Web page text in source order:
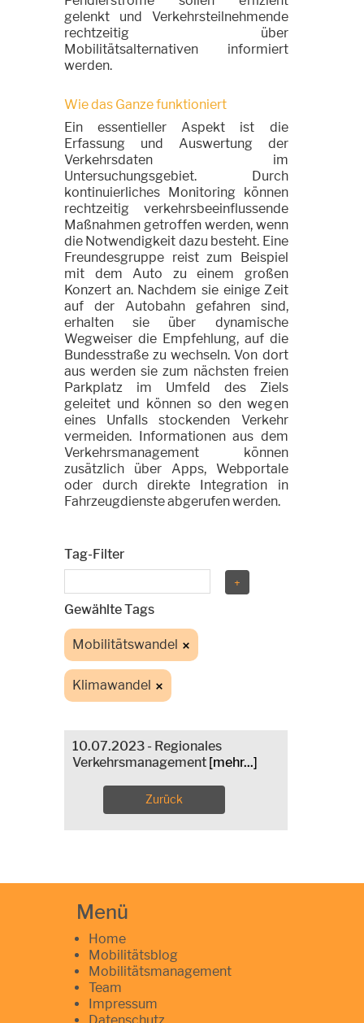
gelenkt und Verkehrsteilnehmende
rechtzeitig über
Mobilitätsalternativen informiert
werden.
Wie das Ganze funktioniert
Ein essentieller Aspekt ist die
Erfassung und Auswertung der
Verkehrsdaten im
Untersuchungsgebiet. Durch
kontinuierliches Monitoring können
rechtzeitig verkehrsbeeinflussende
Maßnahmen getroffen werden, wenn
die Notwendigkeit dazu besteht. Eine
Freundesgruppe reist zum Beispiel
mit dem Auto zu einem großen
Konzert an. Nachdem sie einige Zeit
auf der Autobahn gefahren sind,
erhalten sie über dynamische
Wegweiser die Empfehlung, auf die
Bundesstraße zu wechseln. Von dort
aus werden sie zum nächsten freien
Parkplatz im Umfeld des Ziels
geleitet und können so den wegen
eines Unfalls stockenden Verkehr
vermeiden. Informationen aus dem
Verkehrsmanagement können
zusätzlich über Apps, Webportale
oder durch direkte Integration in
Fahrzeugdienste abgerufen werden.
Tag-Filter
Gewählte Tags
Mobilitätswandel
Klimawandel
10.07.2023 - Regionales
Verkehrsmanagement [mehr...]
Zurück
Menü
Home
Mobilitätsblog
Mobilitätsmanagement
Team
Impressum